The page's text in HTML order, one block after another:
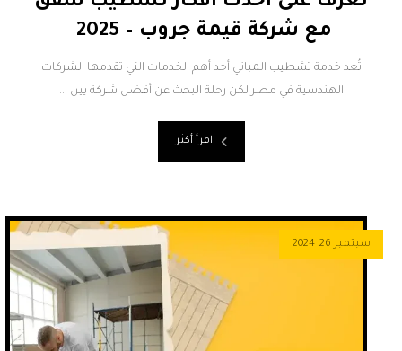
مع شركة قيمة جروب – 2025
تُعد خدمة تشطيب المباني أحد أهم الخدمات التي تقدمها الشركات
الهندسية في مصر لكن رحلة البحث عن أفضل شركة يين ...
اقرأ أكثر
سبتمبر 26, 2024